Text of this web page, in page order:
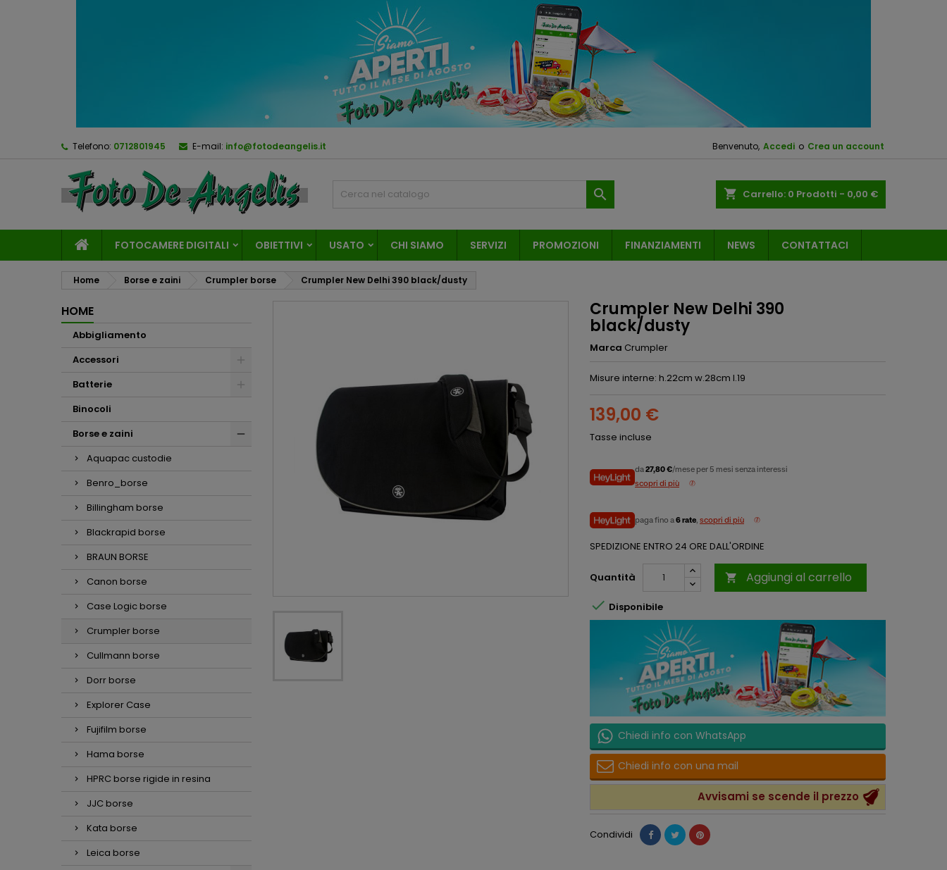
Telefono: 0712801945 E-mail: info@fotodeangelis.it Benvenuto, Accedi o Crea un account
shopping_cart Carrello: 0 Prodotti - 0,00 €

FOTOCAMERE DIGITALI OBIETTIVI USATO CHI SIAMO SERVIZI PROMOZIONI FINANZIAMENTI NEWS CONTATTACI
Home Borse e zaini Crumpler borse Crumpler New Delhi 390 black/dusty
HOME
Abbigliamento
Accessori
Batterie
Binocoli
Borse e zaini
Aquapac custodie
Benro_borse
Billingham borse
Blackrapid borse
BRAUN BORSE
Canon borse
Case Logic borse
Crumpler borse
Cullmann borse
Dorr borse
Explorer Case
Fujifilm borse
Hama borse
HPRC borse rigide in resina
JJC borse
Kata borse
Leica borse
Crumpler New Delhi 390
black/dusty
Marca Crumpler
Misure interne: h.22cm w.28cm l.19
139,00 €
Tasse incluse
da27,80 €/mese per 5 mesi senza interessi
scopri di più
paga fino a6 rate, scopri di più
SPEDIZIONE ENTRO 24 ORE DALL'ORDINE
Quantità  Aggiungi al carrello
 Disponibile
Chiedi info con WhatsApp
Chiedi info con una mail
Avvisami se scende il prezzo
Condividi